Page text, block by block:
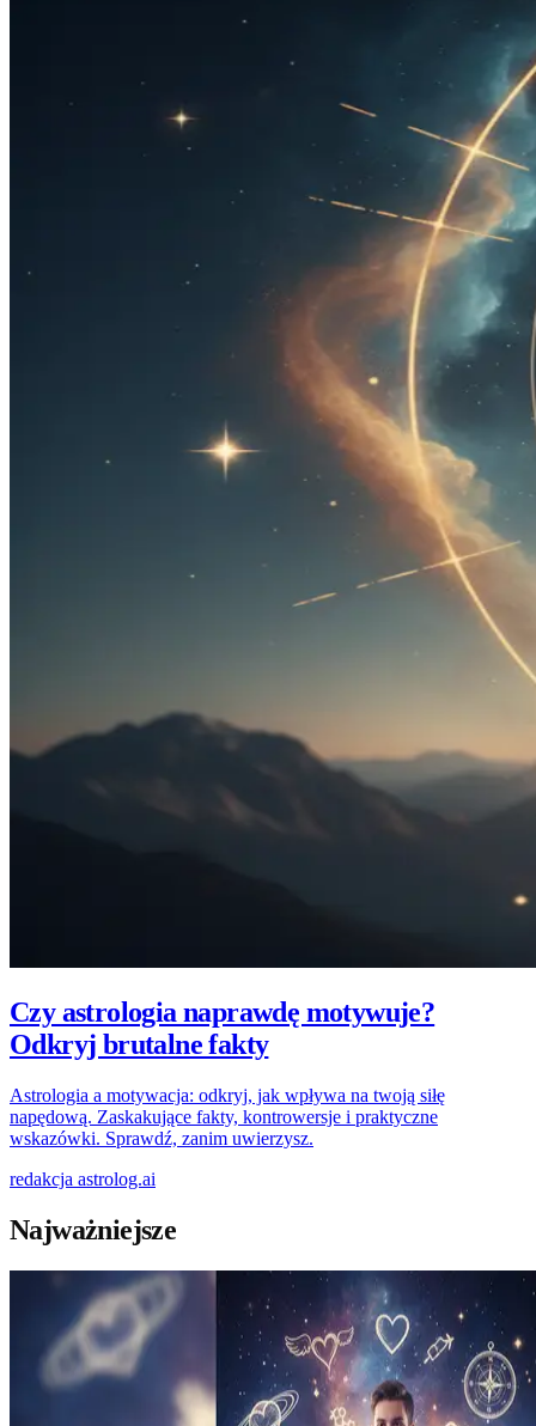
Czy astrologia naprawdę motywuje?
Odkryj brutalne fakty
Astrologia a motywacja: odkryj, jak wpływa na twoją siłę
napędową. Zaskakujące fakty, kontrowersje i praktyczne
wskazówki. Sprawdź, zanim uwierzysz.
redakcja astrolog.ai
Najważniejsze